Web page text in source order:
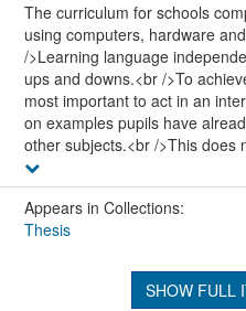
The curriculum for schools
using computers, hardware
/>Learning language
ups and downs.<br />To
most important to act in an
on examples pupils have
other subjects.<br />This does
Appears in Collections:
Thesis
SHOW FULL